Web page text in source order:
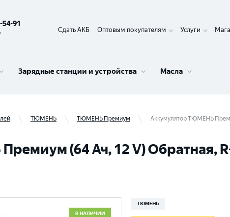
54-91
Сдать АКБ Оптовым покупателям Услуги
Зарядные станции и устройства Масла
ТЮМЕНЬ ТЮМЕНЬ Премиум Аккумулятор ТЮМЕНЬ
(64 Ач, 12 V) Обратная,
В НАЛИЧИИ
ТЮМЕНЬ